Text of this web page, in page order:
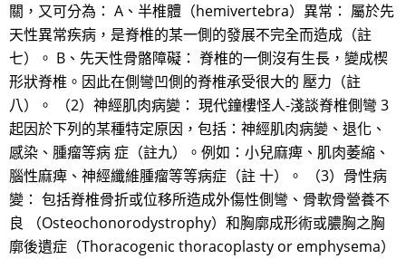
關，又可分為： A、半椎體（hemivertebra）異常： 屬於先
天性異常疾病，是脊椎的某一側的發展不完全而造成（註
七）。 B、先天性骨骼障礙： 脊椎的一側沒有生長，變成楔
形狀脊椎。因此在側彎凹側的脊椎承受很大的 壓力（註
八）。 （2）神經肌肉病變： 現代鐘樓怪人-淺談脊椎側彎 3
起因於下列的某種特定原因，包括：神經肌肉病變、退化、
感染、腫瘤等病 症（註九）。例如：小兒麻痺、肌肉萎縮、
腦性麻痺、神經纖維腫瘤等等病症（註 十）。 （3）骨性病
變： 包括脊椎骨折或位移所造成外傷性側彎、骨軟骨營養不
良 （Osteochonorodystrophy）和胸廓成形術或膿胸之胸
廓後遺症（Thoracogenic thoracoplasty or emphysema）